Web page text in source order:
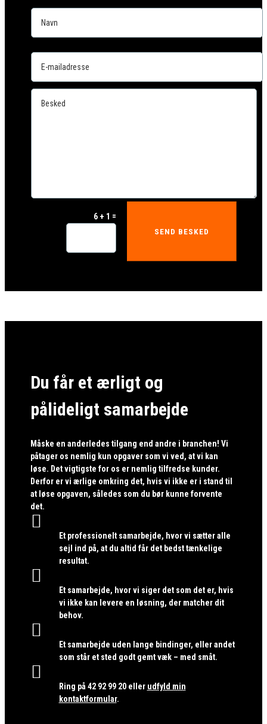
6 + 1 =
SEND BESKED
Du får et ærligt og
pålideligt samarbejde
Måske en anderledes tilgang end andre i branchen! Vi
påtager os nemlig kun opgaver som vi ved, at vi kan
løse. Det vigtigste for os er nemlig tilfredse kunder.
Derfor er vi ærlige omkring det, hvis vi ikke er i stand til
at løse opgaven, således som du bør kunne forvente
det.

Et professionelt samarbejde, hvor vi sætter alle
sejl ind på, at du altid får det bedst tænkelige
resultat.

Et samarbejde, hvor vi siger det som det er, hvis
vi ikke kan levere en løsning, der matcher dit
behov.

Et samarbejde uden lange bindinger, eller andet
som står et sted godt gemt væk – med småt.

Ring på 42 92 99 20eller udfyld min
kontaktformular.